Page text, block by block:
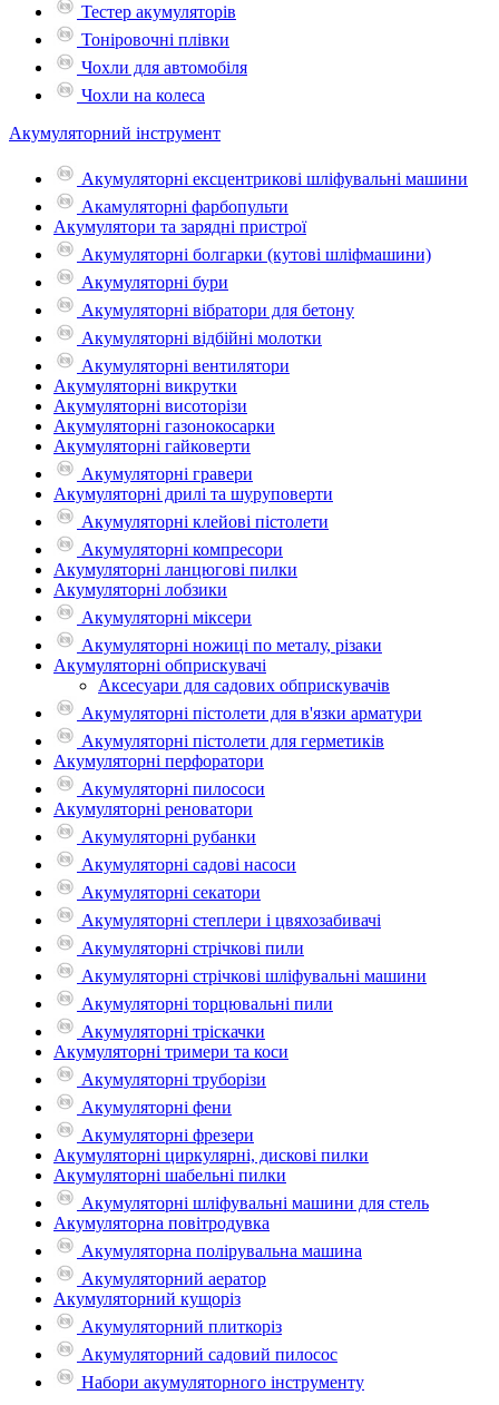
Тестер акумуляторів
Тоніровочні плівки
Чохли для автомобіля
Чохли на колеса
Акумуляторний інструмент
Акумуляторні ексцентрикові шліфувальні машини
Акамуляторні фарбопульти
Акумулятори та зарядні пристрої
Акумуляторні болгарки (кутові шліфмашини)
Акумуляторні бури
Акумуляторні вібратори для бетону
Акумуляторні відбійні молотки
Акумуляторні вентилятори
Акумуляторні викрутки
Акумуляторні висоторізи
Акумуляторні газонокосарки
Акумуляторні гайковерти
Акумуляторні гравери
Акумуляторні дрилі та шуруповерти
Акумуляторні клейові пістолети
Акумуляторні компресори
Акумуляторні ланцюгові пилки
Акумуляторні лобзики
Акумуляторні міксери
Акумуляторні ножиці по металу, різаки
Акумуляторні обприскувачі
Аксесуари для садових обприскувачів
Акумуляторні пістолети для в'язки арматури
Акумуляторні пістолети для герметиків
Акумуляторні перфоратори
Акумуляторні пилососи
Акумуляторні реноватори
Акумуляторні рубанки
Акумуляторні садові насоси
Акумуляторні секатори
Акумуляторні степлери і цвяхозабивачі
Акумуляторні стрічкові пили
Акумуляторні стрічкові шліфувальні машини
Акумуляторні торцювальні пили
Акумуляторні тріскачки
Акумуляторні тримери та коси
Акумуляторні труборізи
Акумуляторні фени
Акумуляторні фрезери
Акумуляторні циркулярні, дискові пилки
Акумуляторні шабельні пилки
Акумуляторні шліфувальні машини для стель
Акумуляторна повітродувка
Акумуляторна полірувальна машина
Акумуляторний аератор
Акумуляторний кущоріз
Акумуляторний плиткоріз
Акумуляторний садовий пилосос
Набори акумуляторного інструменту